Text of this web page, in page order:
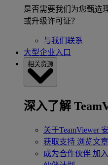
是否需要我们为您甄选
或升级许可证？
与我们联系
大型企业入口
相关资源
深入了解
关于TeamViewer
获取支持 浏览文
成为合作伙伴 加